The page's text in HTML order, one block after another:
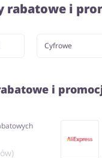
rabatowe i
Cyfrowe
i